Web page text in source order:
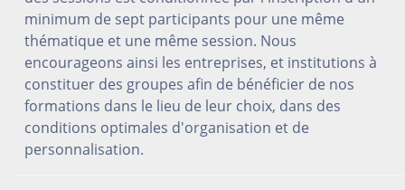
minimum de sept participants pour une même
thématique et une même session. Nous
encourageons ainsi les entreprises, et institutions à
constituer des groupes afin de bénéficier de nos
formations dans le lieu de leur choix, dans des
conditions optimales d'organisation et de
personnalisation.